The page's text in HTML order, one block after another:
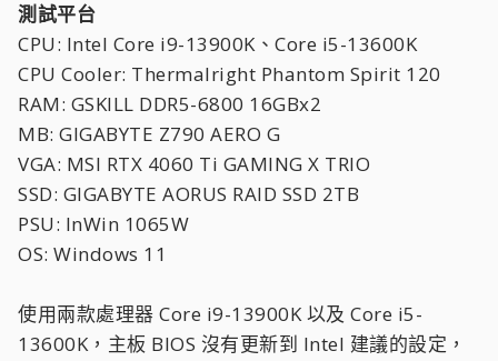
測試平台
CPU: Intel Core i9-13900K、Core i5-13600K
CPU Cooler: Thermalright Phantom Spirit 120
RAM: GSKILL DDR5-6800 16GBx2
MB: GIGABYTE Z790 AERO G
VGA: MSI RTX 4060 Ti GAMING X TRIO
SSD: GIGABYTE AORUS RAID SSD 2TB
PSU: InWin 1065W
OS: Windows 11
使用兩款處理器 Core i9-13900K 以及 Core i5-
13600K，主板 BIOS 沒有更新到 Intel 建議的設定，